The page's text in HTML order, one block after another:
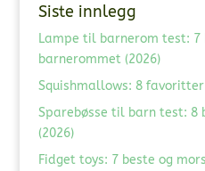
Siste innlegg
Lampe til barnerom test:
barnerommet (2026)
Squishmallows: 8
Sparebøsse til barn test:
(2026)
Fidget toys: 7 beste og